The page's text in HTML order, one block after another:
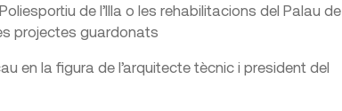
de l’Illa o les rehabilitacions del Palau de
projectes guardonats
en la figura de l’arquitecte tècnic i president del